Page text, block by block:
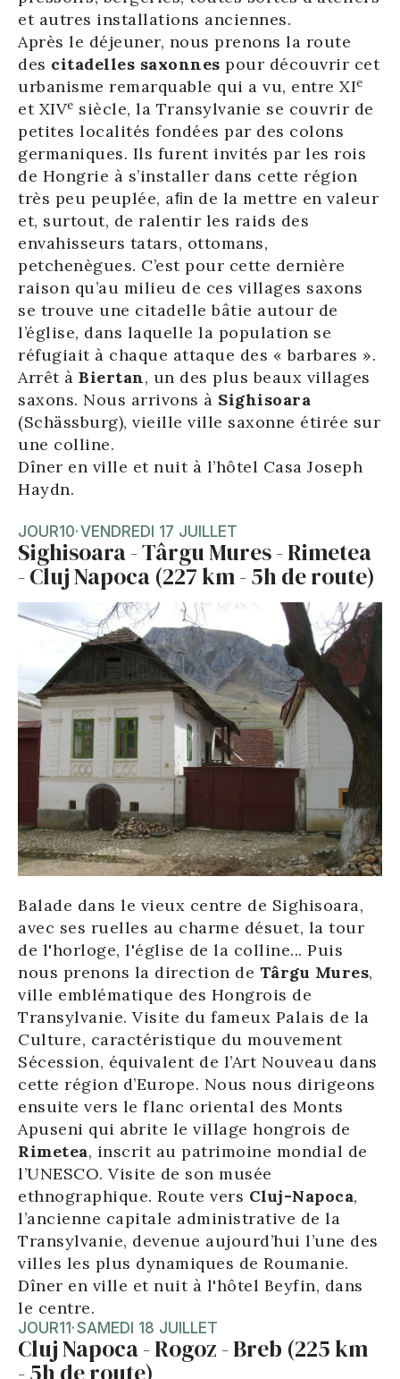
et autres installations anciennes.
Après le déjeuner, nous prenons la route
des citadelles saxonnes pour découvrir cet
urbanisme remarquable qui a vu, entre XIe
et XIVe siècle, la Transylvanie se couvrir de
petites localités fondées par des colons
germaniques. Ils furent invités par les rois
de Hongrie à s’installer dans cette région
très peu peuplée, aﬁn de la mettre en valeur
et, surtout, de ralentir les raids des
envahisseurs tatars, ottomans,
petchenègues. C’est pour cette dernière
raison qu’au milieu de ces villages saxons
se trouve une citadelle bâtie autour de
l’église, dans laquelle la population se
réfugiait à chaque attaque des « barbares ».
Arrêt à Biertan, un des plus beaux villages
saxons. Nous arrivons à Sighisoara
(Schässburg), vieille ville saxonne étirée sur
une colline.
Dîner en ville et nuit à l’hôtel Casa Joseph
Haydn.
JOUR10·VENDREDI 17 JUILLET
Sighisoara - Târgu Mures - Rimetea
- Cluj Napoca (227 km - 5h de route)
Balade dans le vieux centre de Sighisoara,
avec ses ruelles au charme désuet, la tour
de l'horloge, l'église de la colline... Puis
nous prenons la direction de Târgu Mures,
ville emblématique des Hongrois de
Transylvanie. Visite du fameux Palais de la
Culture, caractéristique du mouvement
Sécession, équivalent de l’Art Nouveau dans
cette région d’Europe. Nous nous dirigeons
ensuite vers le flanc oriental des Monts
Apuseni qui abrite le village hongrois de
Rimetea, inscrit au patrimoine mondial de
l’UNESCO. Visite de son musée
ethnographique. Route vers Cluj-Napoca,
l’ancienne capitale administrative de la
Transylvanie, devenue aujourd’hui l’une des
villes les plus dynamiques de Roumanie.
Dîner en ville et nuit à l'hôtel Beyfin, dans
le centre.
JOUR11 ·SAMEDI 18 JUILLET
Cluj Napoca - Rogoz - Breb (225 km